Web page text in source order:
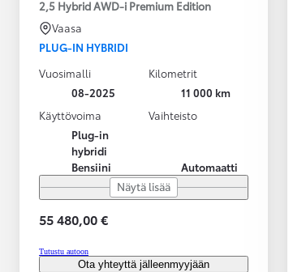
2,5 Hybrid AWD-i Premium Edition
Vaasa
PLUG-IN HYBRIDI
Vuosimalli
08-2025
Kilometrit
11 000 km
Käyttövoima
Plug-in
hybridi
Bensiini
Vaihteisto
Automaatti
Näytä lisää
55 480,00 €
Tutustu autoon
Ota yhteyttä jälleenmyyjään